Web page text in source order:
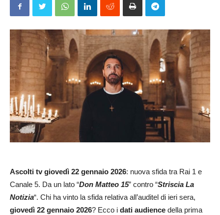
Ascolti tv giovedì 22 gennaio 2026: nuova sfida tra Rai 1 e
Canale 5. Da un lato “Don Matteo 15” contro “Striscia La
Notizia“. Chi ha vinto la sfida relativa all’auditel di ieri sera,
giovedì 22 gennaio 2026? Ecco i dati audience della prima